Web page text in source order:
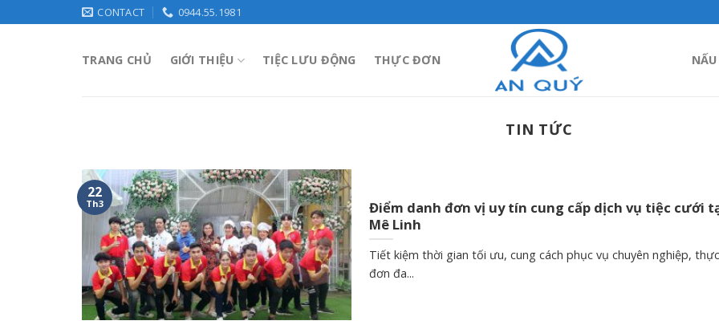
to
CONTACT 0944.55.1981
TRANG CHỦ GIỚI THIỆU TIỆC LƯU ĐỘNG THỰC ĐƠN
TIN TỨC
Điểm danh đơn vị uy tín cung cấp dịch vụ tiệc cưới
Mê Linh
Tiết kiệm thời gian tối ưu, cung cách phục vụ chuyên nghiệp, thực
đơn đa...
22
Th3